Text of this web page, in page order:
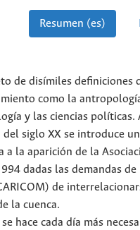
Resumen (es)
de disímiles definiciones
como la
y las ciencias políticas.
siglo XX se introduce
a la aparición de la
dadas las demandas
de
la cuenca.
hace cada día más